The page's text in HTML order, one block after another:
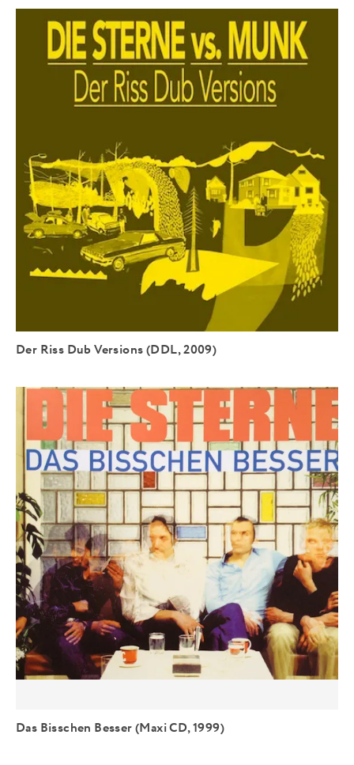
Der Riss Dub Versions (DDL, 2009)
Das Bisschen Besser (Maxi CD, 1999)